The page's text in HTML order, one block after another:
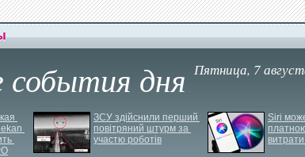
события дня Пятница, 7
ЗСУ здійснили перший
повітряний штурм за
участю роботів
Siri
витрати